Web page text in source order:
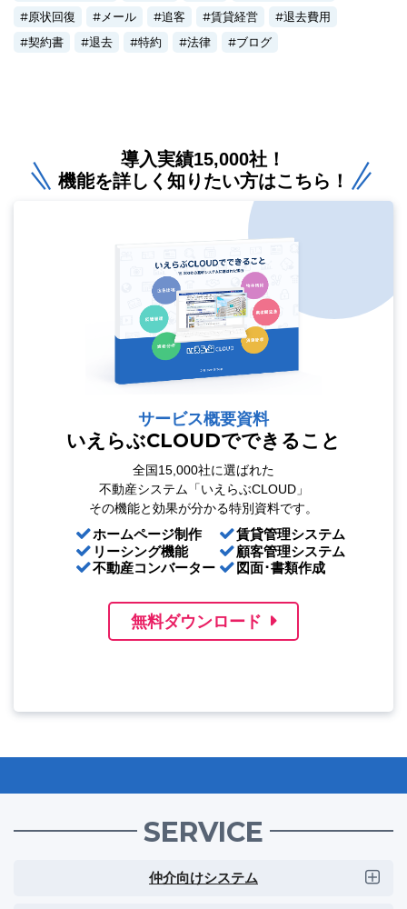
原状回復
メール 追客 賃貸経営
退去費用
契約書
退去 特約 法律 ブログ
導入実績15,000社！
機能を詳しく知りたい方はこちら！
サービス概要資料
いえらぶCLOUDでできること
全国15,000社に選ばれた
不動産システム「いえらぶCLOUD」
その機能と効果が分かる特別資料です。
ホームページ制作
リーシング機能
不動産コンバーター
賃貸管理システム
顧客管理システム
図面･書類作成
無料ダウンロード
SERVICE
仲介向けシステム